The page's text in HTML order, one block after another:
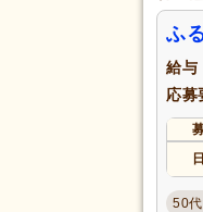
ふ
給与
応募
50